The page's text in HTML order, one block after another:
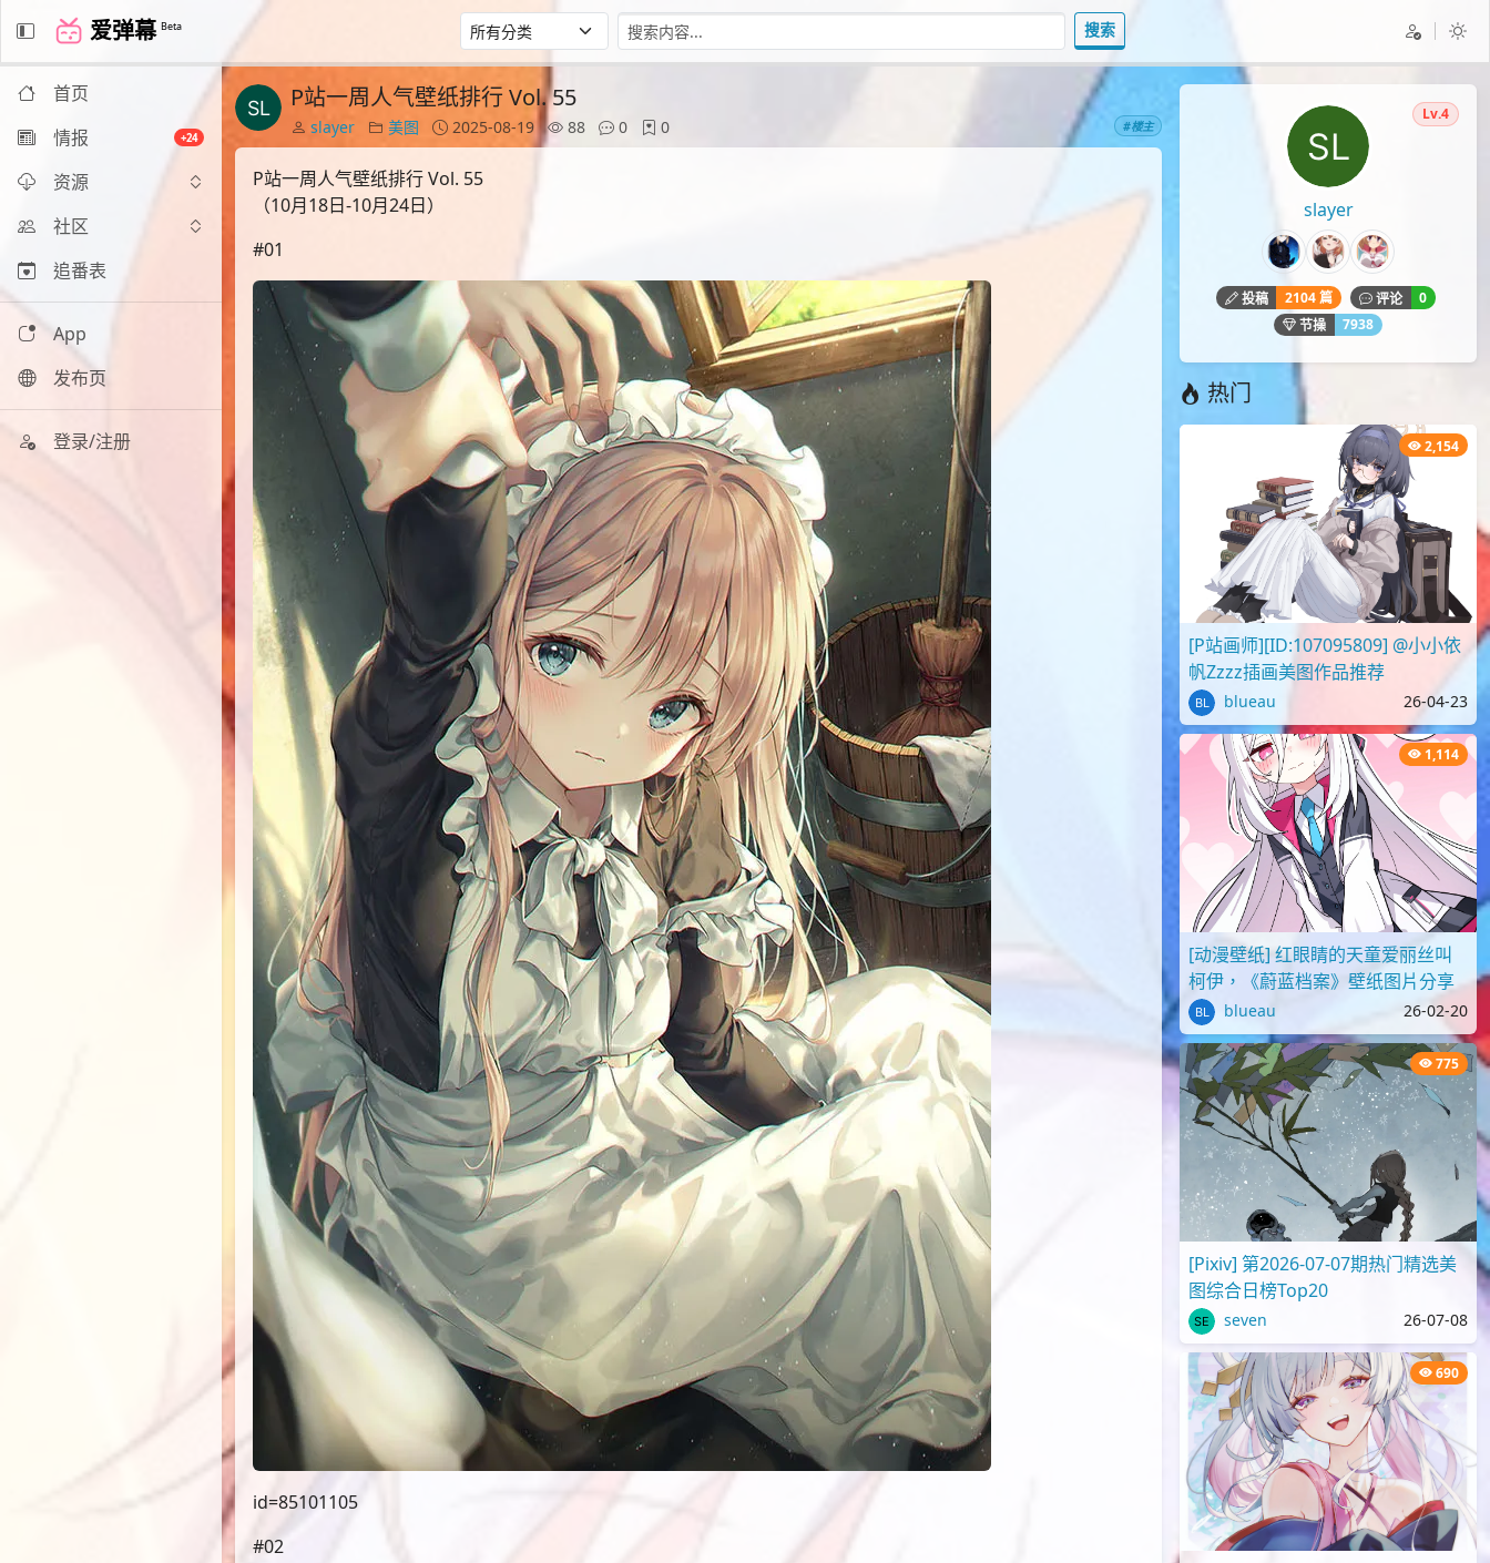
爱弹幕 Beta 搜索
首页
情报
+24
资源
社区
追番表
App
发布页
登录/注册
P站一周人气壁纸排行 Vol. 55
slayer 美图 2025-08-19 88 0 0 #楼主
P站一周人气壁纸排行 Vol. 55
（10月18日-10月24日）
#01
id=85101105
#02
slayer
Lv.4
投稿 2104 篇 评论
0
节操
7938
热门
2,154
[P站画师][ID:107095809] @小小依
帆Zzzz插画美图作品推荐
blueau 26-04-23
1,114
[动漫壁纸] 红眼睛的天童爱丽丝叫
柯伊，《蔚蓝档案》壁纸图片分享
blueau 26-02-20
775
[Pixiv] 第2026-07-07期热门精选美
图综合日榜Top20
seven 26-07-08
690